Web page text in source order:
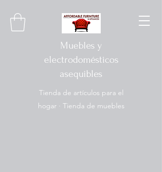
Muebles y
electrodomésticos
asequibles
Tienda de artículos para el
hogar · Tienda de muebles